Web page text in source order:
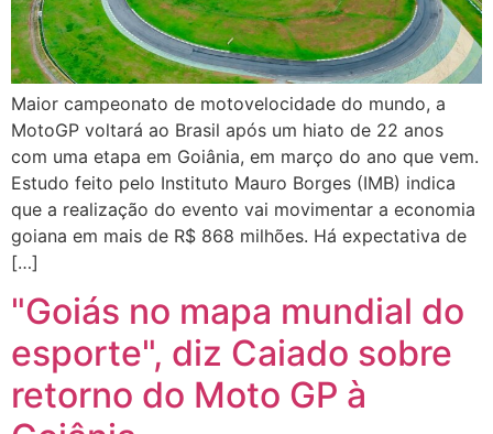
Maior campeonato de motovelocidade do mundo, a
MotoGP voltará ao Brasil após um hiato de 22 anos
com uma etapa em Goiânia, em março do ano que vem.
Estudo feito pelo Instituto Mauro Borges (IMB) indica
que a realização do evento vai movimentar a economia
goiana em mais de R$ 868 milhões. Há expectativa de
[…]
"Goiás no mapa mundial do
esporte", diz Caiado sobre
retorno do Moto GP à